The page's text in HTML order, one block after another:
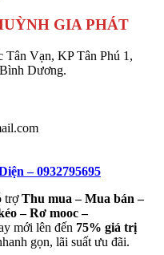
GIA PHÁT
Tân Vạn, KP Tân Phú 1,
Dương.
– 0932795695
trợThu mua – Mua bán –
– Rơ mooc –
mới lên đến 75% giá trị
gọn, lãi suất ưu đãi.